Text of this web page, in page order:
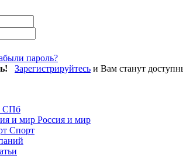
пароль?
Зарегистрируйтесь и Вам станут
СПб
Россия и мир
Спорт